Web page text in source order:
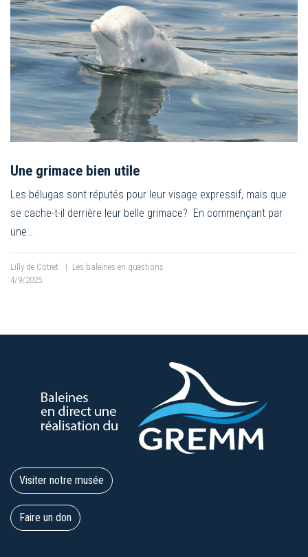
Une grimace bien utile
Les bélugas sont réputés pour leur visage expressif, mais que
se cache-t-il derrière leur belle grimace? En commençant par
une…
Lilly de Cotret | Les baleines en questions
4/9/2025
Visiter notre musée
Faire un don